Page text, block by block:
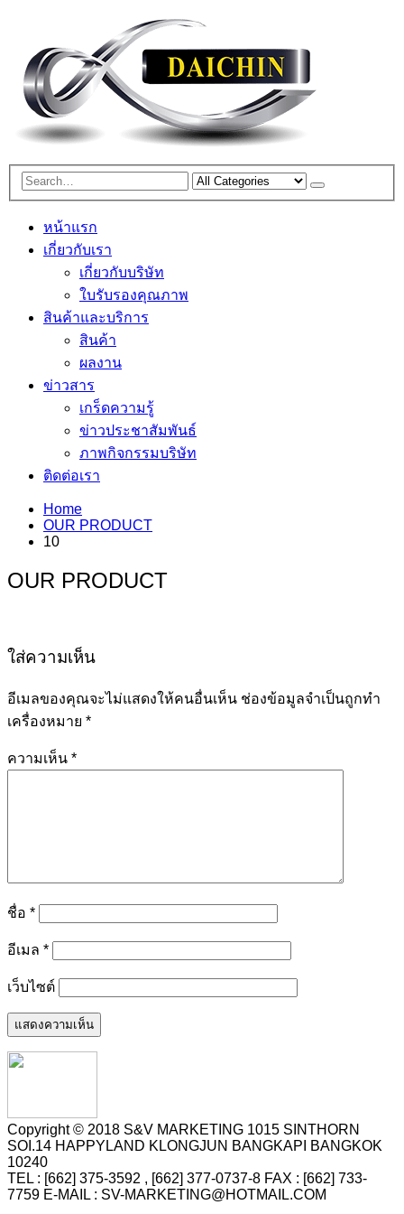
หน้าแรก
เกี่ยวกับเรา
เกี่ยวกับบริษัท
ใบรับรองคุณภาพ
สินค้าและบริการ
สินค้า
ผลงาน
ข่าวสาร
เกร็ดความรู้
ข่าวประชาสัมพันธ์
ภาพกิจกรรมบริษัท
ติดต่อเรา
Home
OUR PRODUCT
10
OUR PRODUCT
ใส่ความเห็น
อีเมลของคุณจะไม่แสดงให้คนอื่นเห็น ช่องข้อมูลจำเป็นถูกทำ
เครื่องหมาย *
ความเห็น *
ชื่อ *
อีเมล *
เว็บไซต์
Copyright © 2018 S&V MARKETING 1015 SINTHORN
SOI.14 HAPPYLAND KLONGJUN BANGKAPI BANGKOK
10240
TEL : [662] 375-3592 , [662] 377-0737-8 FAX : [662] 733-
7759 E-MAIL : SV-MARKETING@HOTMAIL.COM